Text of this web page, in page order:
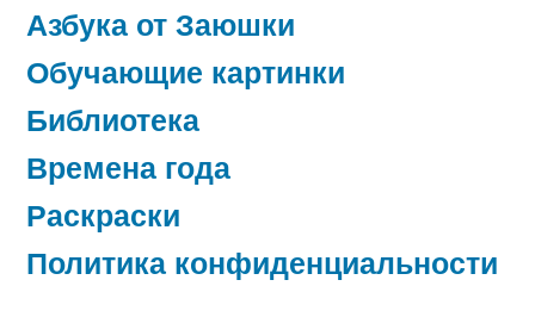
Азбука от Заюшки
Обучающие картинки
Библиотека
Времена года
Раскраски
Политика конфиденциальности